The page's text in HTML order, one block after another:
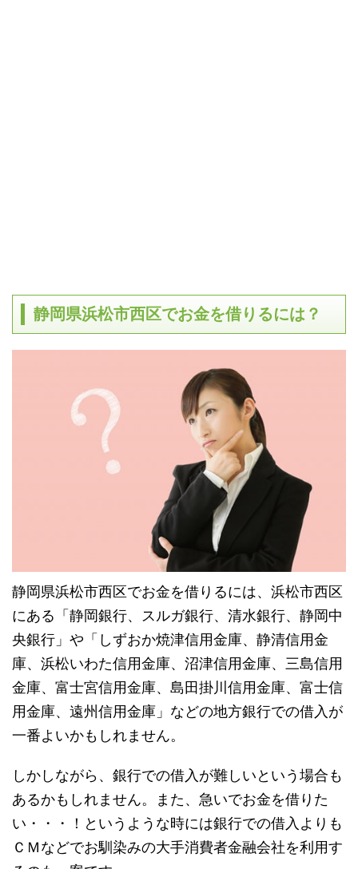
静岡県浜松市西区でお金を借りるには？
静岡県浜松市西区でお金を借りるには、浜松市西区
にある「静岡銀行、スルガ銀行、清水銀行、静岡中
央銀行」や「しずおか焼津信用金庫、静清信用金
庫、浜松いわた信用金庫、沼津信用金庫、三島信用
金庫、富士宮信用金庫、島田掛川信用金庫、富士信
用金庫、遠州信用金庫」などの地方銀行での借入が
一番よいかもしれません。
しかしながら、銀行での借入が難しいという場合も
あるかもしれません。また、 急いでお金を借りた
い・・・！というような時には銀行での借入よりも
ＣＭなどでお馴染みの大手消費者金融会社を利用す